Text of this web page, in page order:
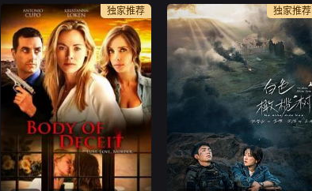
A chimeric future on Aft
er Blue, a planet from anothe
r galaxy, a virgin planet wher
e only women ca
典型“小男人”Richard，
怀才不遇的高级行政人员阿顺
和做小买卖的阿煌是死党。阿
煌整日沉迷于马票，却把家族
生意弃之不顾，身负养家重担
的Richard渐渐跟着阿煌，一
起玩起了马票。 三个
独家推荐 独家推荐